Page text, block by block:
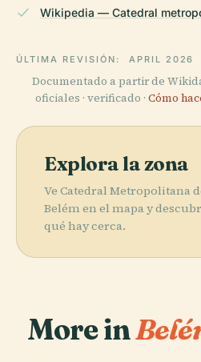
Wikipedia — Catedral
ÚLTIMA REVISIÓN: APRIL 2026
Documentado a partir de
oficiales · verificado · Cómo
Explora la zona
Ve Catedral Metropolitana
Belém en el mapa y
qué hay cerca.
More in